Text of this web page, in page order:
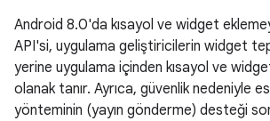
Android 8.0'da kısayol ve widget
API'si, uygulama geliştiricilerin widget
yerine uygulama içinden kısayol ve
olanak tanır. Ayrıca, güvenlik nedeniyle
yönteminin (yayın gönderme) desteği